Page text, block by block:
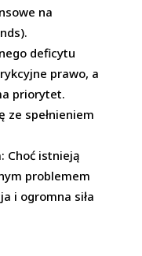
na
deficytu
prawo, a
priorytet.
ze spełnieniem
Choć istnieją
problemem
i ogromna siła